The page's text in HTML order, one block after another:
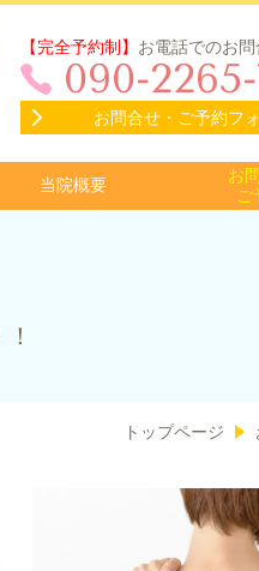
【完全予約制】 お電話でのお
090-
お問合せ・ご予約フ
当院概要
お
ご
トップページ